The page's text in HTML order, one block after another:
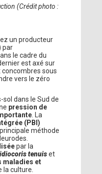
(Crédit photo :
un producteur
par
le cadre du
est axé sur
concombres sous
vers le zéro
sol dans le Sud de
pression de
. La
(PBI)
méthode
par la
tenuiset
maladies et
la culture.